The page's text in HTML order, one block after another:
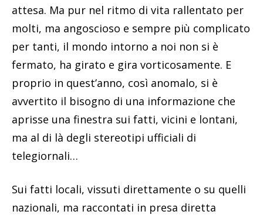
attesa. Ma pur nel ritmo di vita rallentato per
molti, ma angoscioso e sempre più complicato
per tanti, il mondo intorno a noi non si è
fermato, ha girato e gira vorticosamente. E
proprio in quest’anno, così anomalo, si è
avvertito il bisogno di una informazione che
aprisse una finestra sui fatti, vicini e lontani,
ma al di là degli stereotipi ufficiali di
telegiornali…
Sui fatti locali, vissuti direttamente o su quelli
nazionali, ma raccontati in presa diretta